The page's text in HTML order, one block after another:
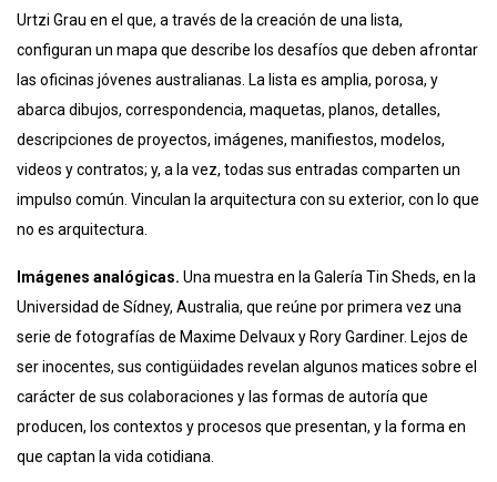
Urtzi Grau en el que, a través de la creación de una lista,
configuran un mapa que describe los desafíos que deben afrontar
las oficinas jóvenes australianas. La lista es amplia, porosa, y
abarca dibujos, correspondencia, maquetas, planos, detalles,
descripciones de proyectos, imágenes, manifiestos, modelos,
videos y contratos; y, a la vez, todas sus entradas comparten un
impulso común. Vinculan la arquitectura con su exterior, con lo que
no es arquitectura.
Imágenes analógicas. Una muestra en la Galería Tin Sheds, en la
Universidad de Sídney, Australia, que reúne por primera vez una
serie de fotografías de Maxime Delvaux y Rory Gardiner. Lejos de
ser inocentes, sus contigüidades revelan algunos matices sobre el
carácter de sus colaboraciones y las formas de autoría que
producen, los contextos y procesos que presentan, y la forma en
que captan la vida cotidiana.